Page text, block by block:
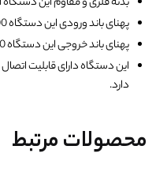
پهنای باند ورودی این دستگاه 400 مگابیت بر ثانیه است.
پهنای باند خروجی این دستگاه 400 مگابیت بر ثانیه است.
دارد.
محصولات مرتبط